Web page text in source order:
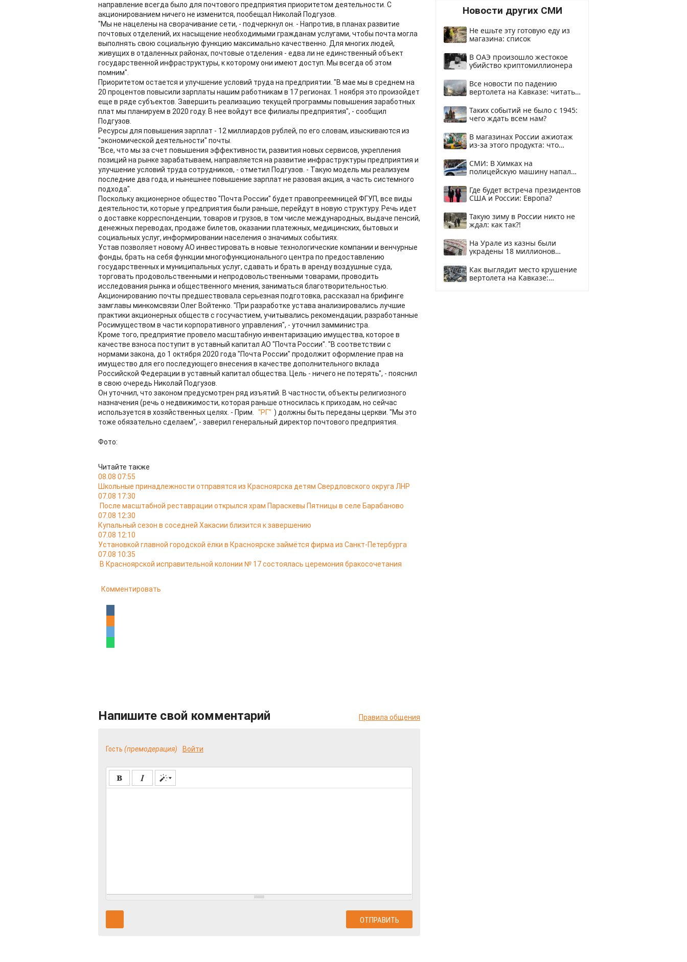
направление всегда было для почтового предприятия приоритетом деятельности. С
акционированием ничего не изменится, пообещал Николай Подгузов.
"Мы не нацелены на сворачивание сети, - подчеркнул он. - Напротив, в планах развитие
почтовых отделений, их насыщение необходимыми гражданам услугами, чтобы почта могла
выполнять свою социальную функцию максимально качественно. Для многих людей,
живущих в отдаленных районах, почтовые отделения - едва ли не единственный объект
государственной инфраструктуры, к которому они имеют доступ. Мы всегда об этом
помним".
Приоритетом остается и улучшение условий труда на предприятии. "В мае мы в среднем на
20 процентов повысили зарплаты нашим работникам в 17 регионах. 1 ноября это произойдет
еще в ряде субъектов. Завершить реализацию текущей программы повышения заработных
плат мы планируем в 2020 году. В нее войдут все филиалы предприятия", - сообщил
Подгузов.
Ресурсы для повышения зарплат - 12 миллиардов рублей, по его словам, изыскиваются из
"экономической деятельности" почты.
"Все, что мы за счет повышения эффективности, развития новых сервисов, укрепления
позиций на рынке зарабатываем, направляется на развитие инфраструктуры предприятия и
улучшение условий труда сотрудников, - отметил Подгузов. - Такую модель мы реализуем
последние два года, и нынешнее повышение зарплат не разовая акция, а часть системного
подхода".
Поскольку акционерное общество "Почта России" будет правопреемницей ФГУП, все виды
деятельности, которые у предприятия были раньше, перейдут в новую структуру. Речь идет
о доставке корреспонденции, товаров и грузов, в том числе международных, выдаче пенсий,
денежных переводах, продаже билетов, оказании платежных, медицинских, бытовых и
социальных услуг, информировании населения о значимых событиях.
Устав позволяет новому АО инвестировать в новые технологические компании и венчурные
фонды, брать на себя функции многофункционального центра по предоставлению
государственных и муниципальных услуг, сдавать и брать в аренду воздушные суда,
торговать продовольственными и непродовольственными товарами, проводить
исследования рынка и общественного мнения, заниматься благотворительностью.
Акционированию почты предшествовала серьезная подготовка, рассказал на брифинге
замглавы минкомсвязи Олег Войтенко. "При разработке устава анализировались лучшие
практики акционерных обществ с госучастием, учитывались рекомендации, разработанные
Росимуществом в части корпоративного управления", - уточнил замминистра.
Кроме того, предприятие провело масштабную инвентаризацию имущества, которое в
качестве взноса поступит в уставный капитал АО "Почта России". "В соответствии с
нормами закона, до 1 октября 2020 года "Почта России" продолжит оформление прав на
имущество для его последующего внесения в качестве дополнительного вклада
Российской Федерации в уставный капитал общества. Цель - ничего не потерять", - пояснил
в свою очередь Николай Подгузов.
Он уточнил, что законом предусмотрен ряд изъятий. В частности, объекты религиозного
назначения (речь о недвижимости, которая раньше относилась к приходам, но сейчас
используется в хозяйственных целях. - Прим.
"РГ" ) должны быть переданы церкви. "Мы это
тоже обязательно сделаем", - заверил генеральный директор почтового предприятия.
Фото:
Читайте также
08.08 07:55
Школьные принадлежности отправятся из Красноярска детям Свердловского округа ЛНР
07.08 17:30
После масштабной реставрации открылся храм Параскевы Пятницы в селе Барабаново
07.08 12:30
Купальный сезон в соседней Хакасии близится к завершению
07.08 12:10
Установкой главной городской ёлки в Красноярске займётся фирма из Санкт-Петербурга
07.08 10:35
В Красноярской исправительной колонии № 17 состоялась церемония бракосочетания
Комментировать
Напишите свой комментарий Правила общения
Гость (премодерация) Войти
Новости других СМИ
Не ешьте эту готовую еду из
магазина: список
В ОАЭ произошло жестокое
убийство криптомиллионера
Все новости по падению
вертолета на Кавказе: читать
Таких событий не было с 1945:
чего ждать всем нам?
В магазинах России ажиотаж
из-за этого продукта: что
СМИ: В Химках на
полицейскую машину напали
Где будет встреча президентов
США и России: Европа?
Такую зиму в России никто не
ждал: как так?!
На Урале из казны были
украдены 18 миллионов
Как выглядит место крушение
вертолета на Кавказе: